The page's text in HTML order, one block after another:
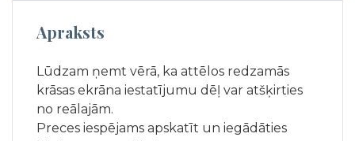
Apraksts
Lūdzam ņemt vērā, ka attēlos redzamās
krāsas ekrāna iestatījumu dēļ var atšķirties
no reālajām.
Preces iespējams apskatīt un iegādāties